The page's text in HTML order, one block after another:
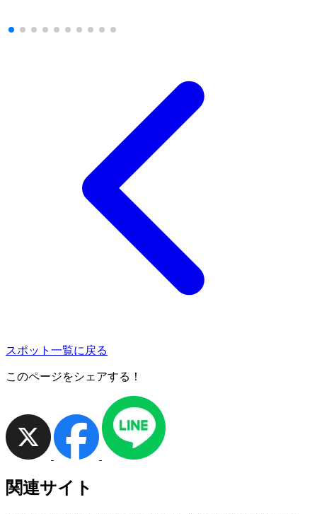
スポット一覧に戻る
このページをシェアする！
関連サイト